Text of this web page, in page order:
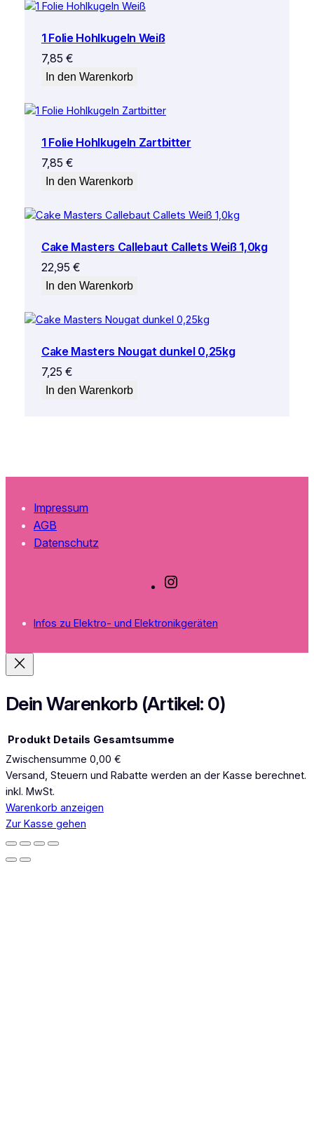
1 Folie Hohlkugeln Weiß
7,85 €
In den Warenkorb
1 Folie Hohlkugeln Zartbitter
7,85 €
In den Warenkorb
Cake Masters Callebaut Callets Weiß 1,0kg
22,95 €
In den Warenkorb
Cake Masters Nougat dunkel 0,25kg
7,25 €
In den Warenkorb
Impressum
AGB
Datenschutz
t
m
Infos zu Elektro- und Elektronikgeräten
Dein Warenkorb (Artikel: 0)
Produkte
im
Warenkorb
Produkt Details Gesamtsumme
Zwischensumme 0,00 €
Versand, Steuern und Rabatte werden an der Kasse berechnet.
inkl. MwSt.
Warenkorb anzeigen
Zur Kasse gehen